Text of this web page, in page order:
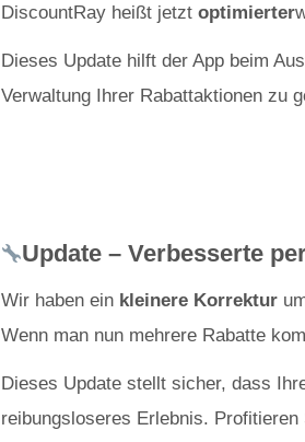
DiscountRay heißt jetzt optimierter
Dieses Update hilft der App beim
Verwaltung Ihrer Rabattaktionen zu
Update – Verbesserte
Wir haben ein kleinere Korrektur
Wenn man nun mehrere Rabatte
Dieses Update stellt sicher, dass
reibungsloseres Erlebnis.